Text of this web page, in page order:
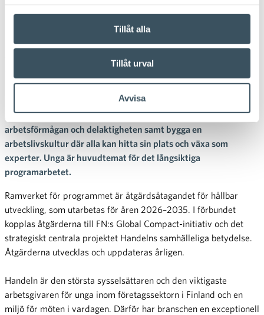
Tillåt alla
Tillåt urval
Avvisa
11.05.2026 10:15 Pressmeddelande
Handeln bygger upp nya
gemenskaper – unga i centrum
för programmet
Finsk Handel startar branschens gemensamma program
Handeln i allas liv, vars mål är att stärka arbetslivsberedskapen,
arbetsförmågan och delaktigheten samt bygga en
arbetslivskultur där alla kan hitta sin plats och växa som
experter. Unga är huvudtemat för det långsiktiga
programarbetet.
Ramverket för programmet är åtgärdsåtagandet för hållbar
utveckling, som utarbetas för åren 2026–2035. I förbundet
kopplas åtgärderna till FN:s Global Compact-initiativ och det
strategiskt centrala projektet Handelns samhälleliga betydelse.
Åtgärderna utvecklas och uppdateras årligen.
Handeln är den största sysselsättaren och den viktigaste
arbetsgivaren för unga inom företagssektorn i Finland och en
miljö för möten i vardagen. Därför har branschen en exceptionell